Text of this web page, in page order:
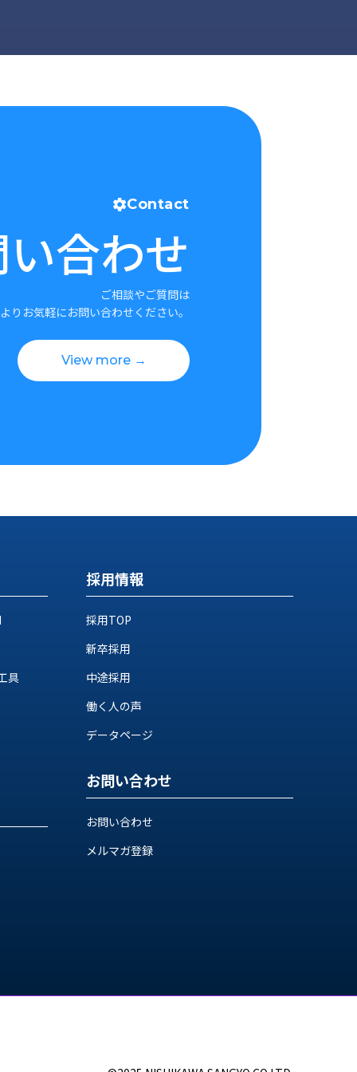
Contact
合わせ
ご相談やご質問は
りお気軽にお問い合わせください。
View more →
具
採用情報
採用TOP
新卒採用
中途採用
働く人の声
データページ
お問い合わせ
お問い合わせ
メルマガ登録